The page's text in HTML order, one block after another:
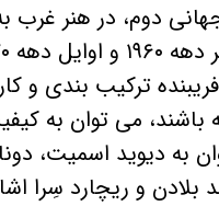
دوم، در هنر غرب
ترکیب بندی
باشند، می توان به
به دیوید اسمیت،
بلادن و ریچارد سِرا